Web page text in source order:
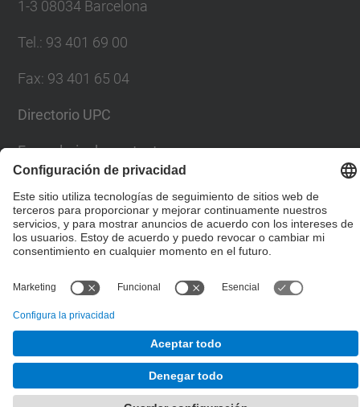
1-3 08034 Barcelona
Tel. : 93 401 69 00
Fax: 93 401 65 04
Directorio UPC
Formulario de contacto
© UPCEscuela Técnica Superior de Ingenieros de Caminos,
Canales y Puertos de Barcelona
Mapa del Sitio
Aviso legal
Configuración de privacidad